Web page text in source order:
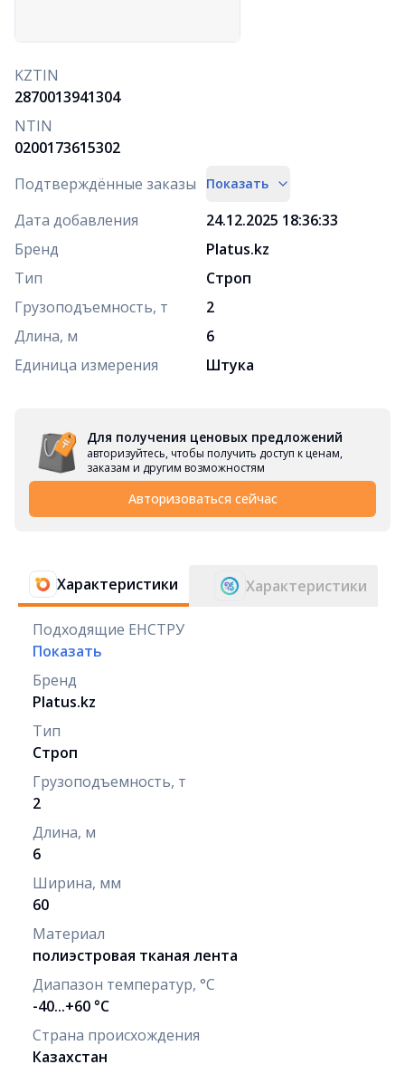
KZTIN
2870013941304
NTIN
0200173615302
Подтверждённые заказы
Показать
Дата добавления
24.12.2025 18:36:33
Бренд
Platus.kz
Тип
Строп
Грузоподъемность, т
2
Длина, м
6
Единица измерения
Штука
Для получения ценовых предложений
авторизуйтесь, чтобы получить доступ к ценам,
заказам и другим возможностям
Авторизоваться сейчас
Характеристики Характеристики
Подходящие ЕНСТРУ
Показать
Бренд
Platus.kz
Тип
Строп
Грузоподъемность, т
2
Длина, м
6
Ширина, мм
60
Материал
полиэстровая тканая лента
Диапазон температур, °C
-40...+60 °С
Страна происхождения
Казахстан